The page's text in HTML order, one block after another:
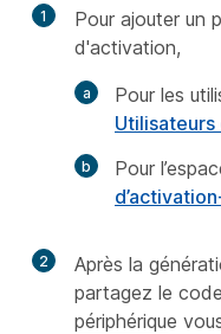
1
Pour ajouter un
d'activation,
Pour les
Utilisateurs
Pour
2
Après la
partagez le
périphérique